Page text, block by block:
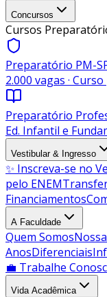
Concursos
Cursos
Preparatório PM-
2.000 vagas ·
Preparatório
Ed. Infantil e
Vestibular & Ingresso
✨ Inscreva-se no
pelo ENEM
Financiamentos
A Faculdade
Quem Somos
AnosDiferenciais
💼 Trabalhe
Vida Acadêmica